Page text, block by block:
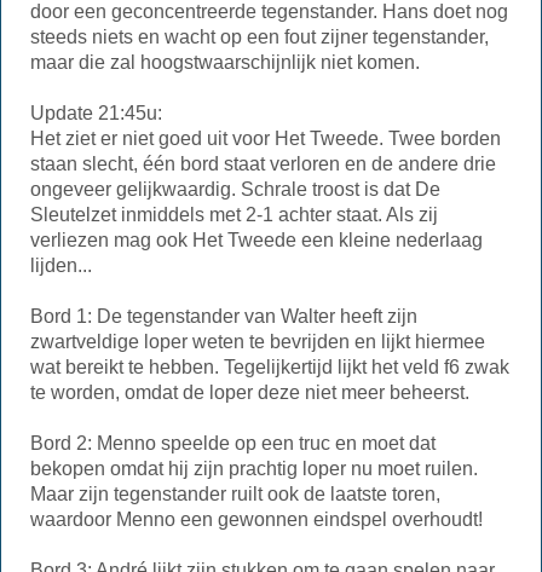
door een geconcentreerde tegenstander. Hans doet nog
steeds niets en wacht op een fout zijner tegenstander,
maar die zal hoogstwaarschijnlijk niet komen.
Update 21:45u:
Het ziet er niet goed uit voor Het Tweede. Twee borden
staan slecht, één bord staat verloren en de andere drie
ongeveer gelijkwaardig. Schrale troost is dat De
Sleutelzet inmiddels met 2-1 achter staat. Als zij
verliezen mag ook Het Tweede een kleine nederlaag
lijden...
Bord 1: De tegenstander van Walter heeft zijn
zwartveldige loper weten te bevrijden en lijkt hiermee
wat bereikt te hebben. Tegelijkertijd lijkt het veld f6 zwak
te worden, omdat de loper deze niet meer beheerst.
Bord 2: Menno speelde op een truc en moet dat
bekopen omdat hij zijn prachtig loper nu moet ruilen.
Maar zijn tegenstander ruilt ook de laatste toren,
waardoor Menno een gewonnen eindspel overhoudt!